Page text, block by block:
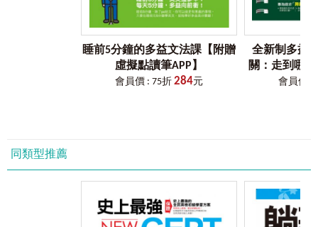
婕老師文法講解影片，手機使用「Youtor App」掃描QR Code
即可觀看，邊看影片邊學習，加深學習印象！
*「文法影片」並非單獨針對例句，不會解說書中例句。
*「文法影片」會重複穿插放置，以利讀者複習重要文法。
*本書不提供光碟及音檔下載。
［VRP虛擬點讀筆介紹］
1.在哪裡下載「VRP虛擬點讀筆」？
睡前5分鐘的多益文法課【附贈
虛擬點讀筆APP】
會員價 : 75折 284元
全新制多益
關：走到哪
擬試題實戰
會員價 :
同類型推薦